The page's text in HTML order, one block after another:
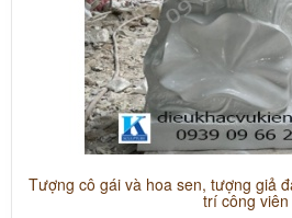
Tượng cô gái và hoa sen, tượng giả
trí công viên